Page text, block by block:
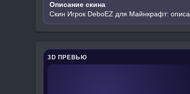
Описание скина
Скин Игрок DeboEZ для Майнкрафт:
3D ПРЕВЬЮ